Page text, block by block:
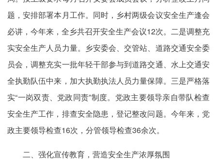
题，安排部署本月工作。同时，乡村两级会议安全生产逢会
必讲，今年来，全乡共召开安全生产会议12次。二是调整充
实安全生产人员力量。乡安委会、交管站、道路交通安全委
员会，调整充实一批年轻干部参与到道路交通、水上交通安
全执勤队伍中来，加大执勤执法人员力量保障。三是严格落
实“一岗双责、党政同责”制度。党政主要领导亲自带队检查
安全生产工作，排查安全隐患，登记整改问题。今年来，党
政主要领导检查16次，分管领导检查36余次。
二、强化宣传教育，营造安全生产浓厚氛围